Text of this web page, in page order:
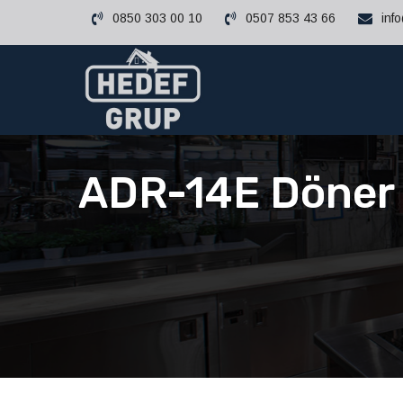
0850 303 00 10 0507 853 43 66
ADR-14E